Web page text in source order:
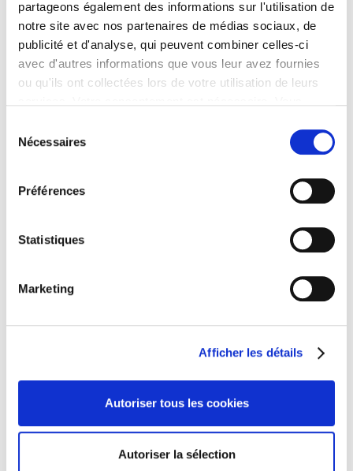
partageons également des informations sur l'utilisation de
notre site avec nos partenaires de médias sociaux, de
publicité et d'analyse, qui peuvent combiner celles-ci
avec d'autres informations que vous leur avez fournies
ou qu'ils ont collectées lors de votre utilisation de leurs
Nécessaires
Préférences
Statistiques
Marketing
Afficher les détails
Autoriser tous les cookies
Autoriser la sélection
Tous nos experts étaient présentspour ce rendez-
vous incontournable : Maud BUFFERNE, Karolina
WOJCIK, Julie DELABROSSE, Clémence GIROUX.
Le HealthCare Meetings fut l’occasion de faire de belles
rencontres, d’
Interview de Matthieu